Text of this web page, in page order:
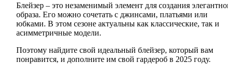
Блейзер – это незаменимый элемент для создания
образа. Его можно сочетать с джинсами, платьями или
юбками. В этом сезоне актуальны как классические, так и
асимметричные модели.
Поэтому найдите свой идеальный блейзер, который вам
понравится, и дополните им свой гардероб в 2025 году.